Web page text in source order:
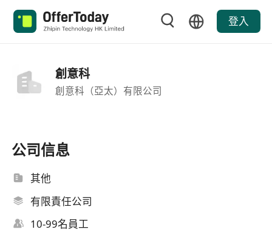
登入
創意科
創意科（亞太）有限公司
公司信息
其他
有限責任公司
10-99名員工